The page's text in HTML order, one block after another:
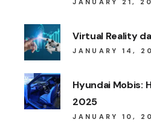
JANUARY 21,
Virtual Reality
JANUARY 14,
Hyundai Mobis:
2025
JANUARY 10,